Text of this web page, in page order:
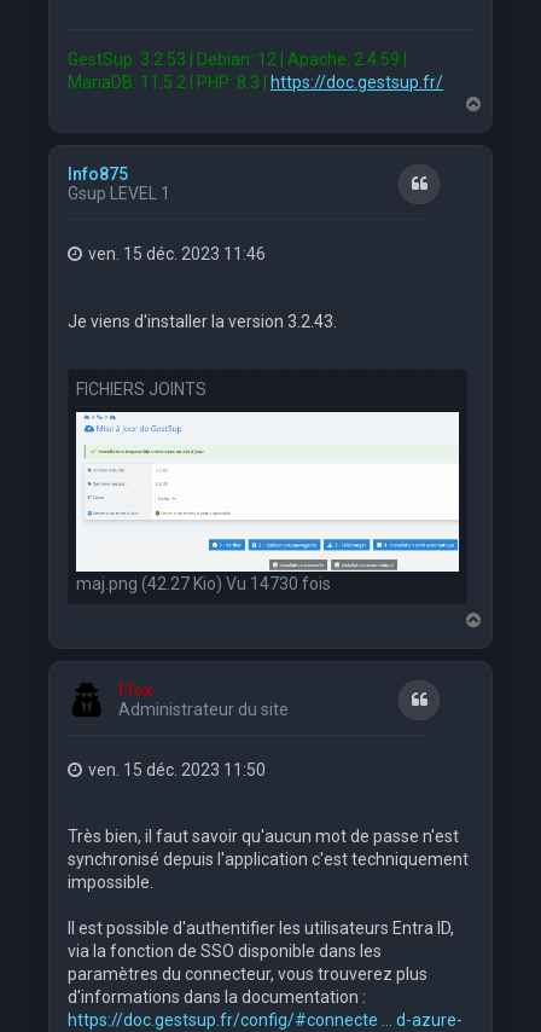
GestSup: 3.2.53 | Debian: 12 | Apache: 2.4.59 |
MariaDB: 11.5.2 | PHP: 8.3 |
https://doc.gestsup.fr/
a
u
Info875
Gsup LEVEL 1
Citation
ven. 15 déc. 2023 11:46
Je viens d'installer la version 3.2.43.
FICHIERS JOINTS
maj.png (42.27 Kio) Vu 14730 fois
a
Flox
Administrateur du site
Citation
ven. 15 déc. 2023 11:50
Très bien, il faut savoir qu'aucun mot de passe n'est
synchronisé depuis l'application c'est techniquement
impossible.
Il est possible d'authentifier les utilisateurs Entra ID,
via la fonction de SSO disponible dans les
paramètres du connecteur, vous trouverez plus
d'informations dans la documentation :
https://doc.gestsup.fr/config/#connecte ... d-azure-